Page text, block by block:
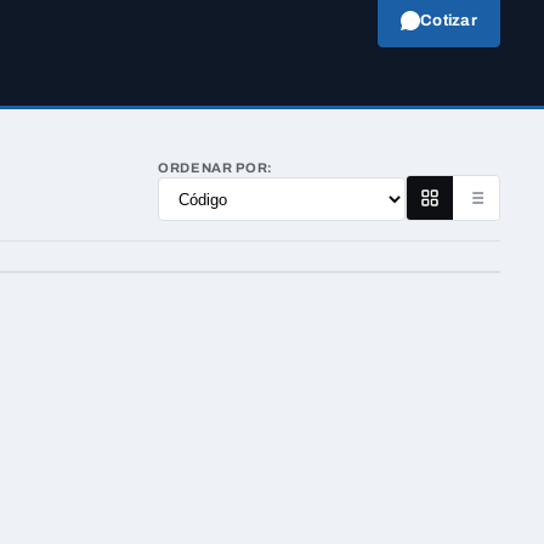
Cotizar
ORDENAR POR: